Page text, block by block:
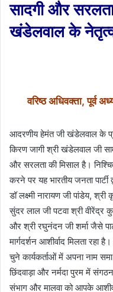
सादगी और
खंडेलवाल के
वरिष्ठ अधिवक्ता, पूर्व
आदरणीय हेमंत जी खंडेलवाल के
किरण जागी श्री खंडेलवाल जी
और सरलता की मिसाल है।
करने पर यह भारतीय जनता पार्टी
डॉ लक्ष्मी नारायण जी पांडेय,
सुंदर लाल जी पटवा श्री वीरेंद्र
और श्री रघुनंदन जी शर्मा जैसे
मार्गदर्शन आशीर्वाद मिलता
चुने कार्यकर्ताओं में अपना नाम
छिंदवाड़ा और नर्मदा पुरम में
संभाग और मालवा को आपके